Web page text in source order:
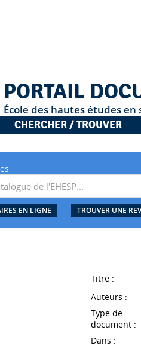
PORTAIL
École des hautes études
CHERCHER / TROUVER
EN LIGNE TROUVER UNE
Titre :
Auteurs :
Type de
document :
Dans :